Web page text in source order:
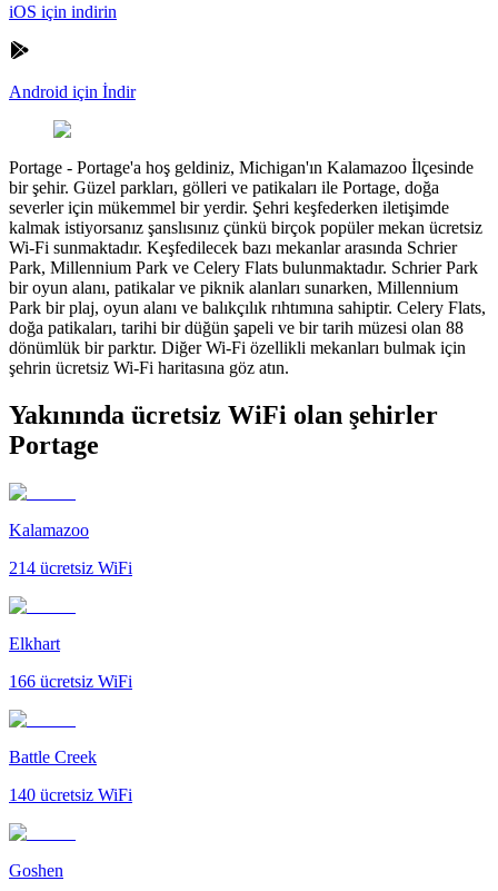
iOS için indirin
Android için İndir
Portage - Portage'a hoş geldiniz, Michigan'ın Kalamazoo İlçesinde
bir şehir. Güzel parkları, gölleri ve patikaları ile Portage, doğa
severler için mükemmel bir yerdir. Şehri keşfederken iletişimde
kalmak istiyorsanız şanslısınız çünkü birçok popüler mekan ücretsiz
Wi-Fi sunmaktadır. Keşfedilecek bazı mekanlar arasında Schrier
Park, Millennium Park ve Celery Flats bulunmaktadır. Schrier Park
bir oyun alanı, patikalar ve piknik alanları sunarken, Millennium
Park bir plaj, oyun alanı ve balıkçılık rıhtımına sahiptir. Celery Flats,
doğa patikaları, tarihi bir düğün şapeli ve bir tarih müzesi olan 88
dönümlük bir parktır. Diğer Wi-Fi özellikli mekanları bulmak için
şehrin ücretsiz Wi-Fi haritasına göz atın.
Yakınında ücretsiz WiFi olan şehirler
Portage
Kalamazoo
214 ücretsiz WiFi
Elkhart
166 ücretsiz WiFi
Battle Creek
140 ücretsiz WiFi
Goshen